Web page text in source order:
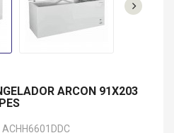
ARCON 91X203
ACHH6601DDC